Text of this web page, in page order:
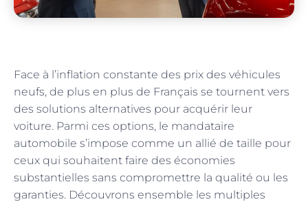
Face à l’inflation constante des prix des véhicules
neufs, de plus en plus de Français se tournent vers
des solutions alternatives pour acquérir leur
voiture. Parmi ces options, le mandataire
automobile s’impose comme un allié de taille pour
ceux qui souhaitent faire des économies
substantielles sans compromettre la qualité ou les
garanties. Découvrons ensemble les multiples